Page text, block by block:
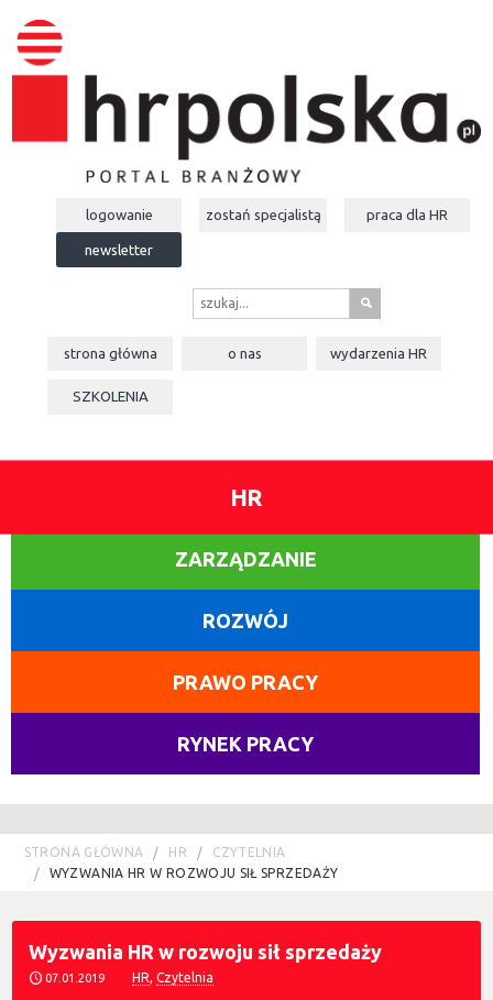
logowanie zostań specjalistą praca dla HR
newsletter
s
strona główna o nas wydarzeniaHR
SZKOLENIA
HR
ZARZĄDZANIE
ROZWÓJ
PRAWO PRACY
RYNEK PRACY
STRONA GŁÓWNA HR
CZYTELNIA
WYZWANIA HR W ROZWOJU SIŁ SPRZEDAŻY
Wyzwania HR w rozwoju sił sprzedaży
07.01.2019 HR,Czytelnia